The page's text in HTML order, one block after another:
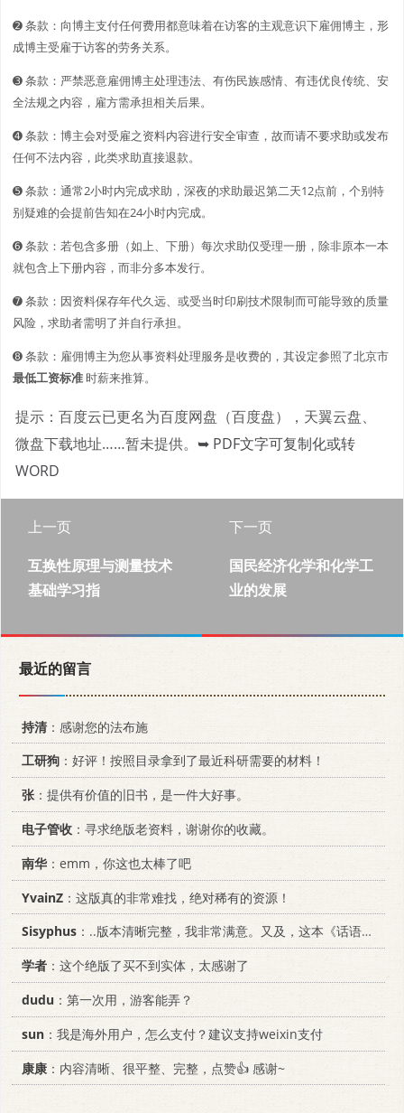
➋️️ 条款：向博主支付任何费用都意味着在访客的主观意识下雇佣博主，形
成博主受雇于访客的劳务关系。
➌ 条款：严禁恶意雇佣博主处理违法、有伤民族感情、有违优良传统、安
全法规之内容，雇方需承担相关后果。
➍ 条款：博主会对受雇之资料内容进行安全审查，故而请不要求助或发布
任何不法内容，此类求助直接退款。
➎ 条款：通常2小时内完成求助，深夜的求助最迟第二天12点前，个别特
别疑难的会提前告知在24小时内完成。
➏ 条款：若包含多册（如上、下册）每次求助仅受理一册，除非原本一本
就包含上下册内容，而非分多本发行。
➐ 条款：因资料保存年代久远、或受当时印刷技术限制而可能导致的质量
风险，求助者需明了并自行承担。
➑ 条款：雇佣博主为您从事资料处理服务是收费的，其设定参照了北京市
最低工资标准时薪来推算。
提示：百度云已更名为百度网盘（百度盘），天翼云盘、
微盘下载地址……暂未提供。 ➥ PDF文字可复制化或转
WORD
上一页
互换性原理与测量技术
基础学习指
下一页
国民经济化学和化学工
业的发展
最近的留言
持清：感谢您的法布施
工研狗 ：好评！按照目录拿到了最近科研需要的材料！
张：提供有价值的旧书，是一件大好事。
电子管收 ：寻求绝版老资料，谢谢你的收藏。
南华：emm，你这也太棒了吧
YvainZ ：这版真的非常难找，绝对稀有的资源！
Sisyphus ：..版本清晰完整，我非常满意。又及，这本《话语的真相》...
学者 ：这个绝版了买不到实体，太感谢了
dudu ：第一次用，游客能弄？
sun：我是海外用户，怎么支付？建议支持weixin支付
康康 ：内容清晰、很平整、完整，点赞👍 感谢~